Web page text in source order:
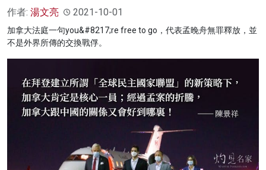
作者: 湯文亮 2021-10-01
加拿大法庭一句you&#8217;re free to go，代表孟晚舟無罪釋放，並
不是外界所傳的交換戰俘。